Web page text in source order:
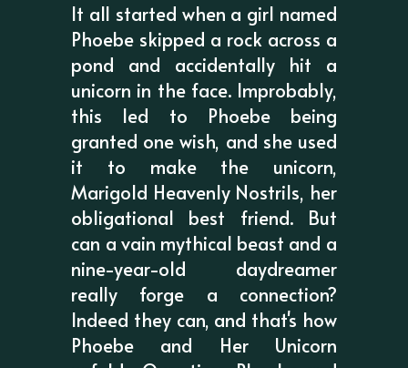
It all started when a girl named
Phoebe skipped a rock across a
pond and accidentally hit a
unicorn in the face. Improbably,
this led to Phoebe being
granted one wish, and she used
it to make the unicorn,
Marigold Heavenly Nostrils, her
obligational best friend. But
can a vain mythical beast and a
nine-year-old daydreamer
really forge a connection?
Indeed they can, and that's how
Phoebe and Her Unicorn